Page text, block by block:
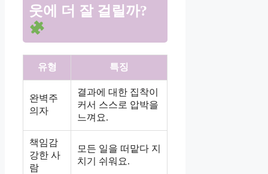
웃에 더 잘 걸릴까?
유형 특징
완벽주
의자
결과에 대한 집착이
커서 스스로 압박을
느껴요.
책임감
강한 사
람
모든 일을 떠맡다 지
치기 쉬워요.